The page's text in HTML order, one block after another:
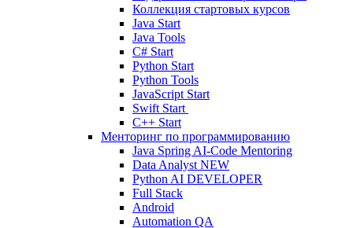
Коллекция стартовых курсов
Java Start
Java Tools
C# Start
Python Start
Python Tools
JavaScript Start
Swift Start
C++ Start
Менторинг по программированию
Java Spring AI-Code Mentoring
Data Analyst NEW
Python AI DEVELOPER
Full Stack
Android
Automation QA